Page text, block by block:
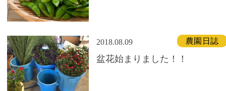
2018.08.09 農園日誌
盆花始まりました！！